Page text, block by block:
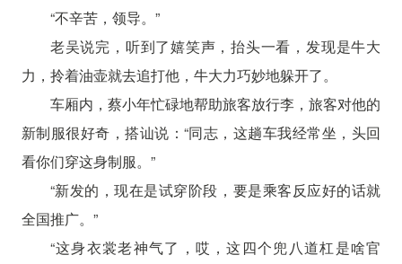
“不辛苦，领导。”
老吴说完，听到了嬉笑声，抬头一看，发现是牛大
力，拎着油壶就去追打他，牛大力巧妙地躲开了。
车厢内，蔡小年忙碌地帮助旅客放行李，旅客对他的
新制服很好奇，搭讪说：“同志，这趟车我经常坐，头回
看你们穿这身制服。”
“新发的，现在是试穿阶段，要是乘客反应好的话就
全国推广。”
“这身衣裳老神气了，哎，这四个兜八道杠是啥官